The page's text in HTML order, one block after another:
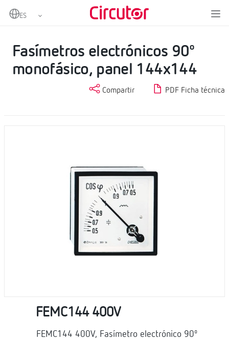
Home
Fasímetros
Fasímetros electrónicos 90º
monofásico, panel 144x144
Compartir PDF Ficha técnica
FEMC144 400V
FEMC144 400V, Fasímetro electrónico 90º